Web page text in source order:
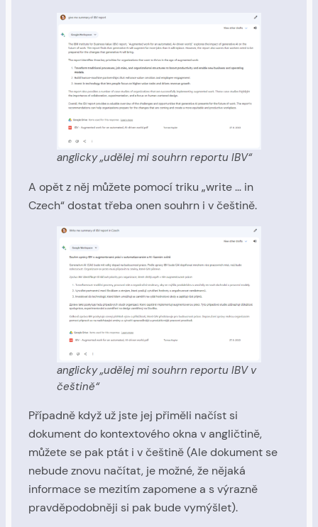
anglicky „udělej mi souhrn reportu IBV“
A opět z něj můžete pomocí triku „write … in
Czech“ dostat třeba onen souhrn i v češtině.
anglicky „udělej mi souhrn reportu IBV v
češtině“
Případně když už jste jej přiměli načíst si
dokument do kontextového okna v angličtině,
můžete se pak ptát i v češtině (Ale dokument se
nebude znovu načítat, je možné, že nějaká
informace se mezitím zapomene a s výrazně
pravděpodobněji si pak bude vymýšlet).